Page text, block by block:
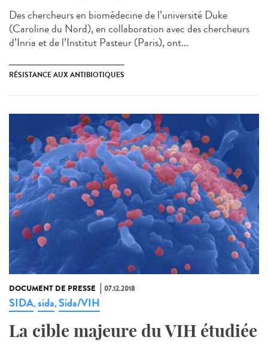
Des chercheurs en biomédecine de l’université Duke
(Caroline du Nord), en collaboration avec des chercheurs
d’Inria et de l’Institut Pasteur (Paris), ont...
RÉSISTANCE AUX ANTIBIOTIQUES
DOCUMENT DE PRESSE 07.12.2018
SIDA,sida,Sida/VIH
La cible majeure du VIH étudiée